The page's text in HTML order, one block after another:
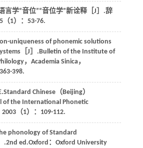
言学“音位”“音位学”新诠释［J］.辞
（1）：53-76.
uniqueness of phonemic solutions
［J］.Bulletin of the Institute of
，Academia Sinica，
398.
Chinese（Beijing）
of the International Phonetic
（1）：109-112.
phonology of Standard
.2nd ed.Oxford：Oxford University